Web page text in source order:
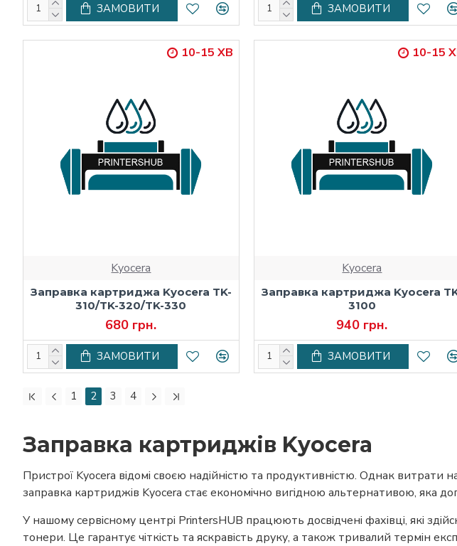
ЗАМОВИТИ ЗАМОВИТИ
10-15 ХВ
Kyocera
Заправка картриджа Kyocera TK-
310/TK-320/TK-330
680 грн.
ЗАМОВИТИ
10-15
Kyocera
Заправка картриджа Kyocera
3100
940 грн.
ЗАМОВИТИ
1 2 3 4
Заправка картриджів Kyocera
Пристрої Kyocera відомі своєю надійністю та продуктивністю. Однак
заправка картриджів Kyocera стає економічно вигідною альтернативою, яка
У нашому сервісному центрі PrintersHUB працюють досвідчені фахівці, які
тонери. Це гарантує чіткість та яскравість друку, а також тривалий термін